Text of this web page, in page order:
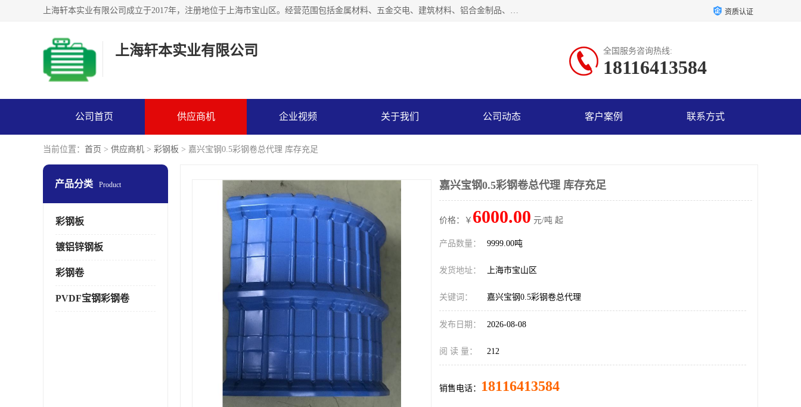
上海轩本实业有限公司成立于2017年，注册地位于上海市宝山区。经营范围包括金属材料、五金交电、建筑材料、铝合金制品、机械设备、电线电缆、装潢材料等；公司主营产品：宝钢彩钢板、宝钢彩钢卷、宝钢彩涂板、宝钢彩涂卷、宝钢高耐候彩钢板，宝钢氟碳彩钢板。是一家集钢铁贸易，物流、加工为一体的产业全配套公司。 资质认证
上海轩本实业有限公司 全国服务咨询热线:
18116413584
公司首页 供应商机 企业视频 关于我们 公司动态 客户案例 联系方式
当前位置： 首页 > 供应商机 > 彩钢板 > 嘉兴宝钢0.5彩钢卷总代理 库存充足
产品分类 Product
彩钢板
镀铝锌钢板
彩钢卷
PVDF宝钢彩钢卷
嘉兴宝钢0.5彩钢卷总代理 库存充足
价格：￥ 6000.00 元/吨 起
产品数量： 9999.00吨
发货地址： 上海市宝山区
关键词： 嘉兴宝钢0.5彩钢卷总代理
发布日期： 2026-08-08
阅 读 量： 212
销售电话： 18116413584